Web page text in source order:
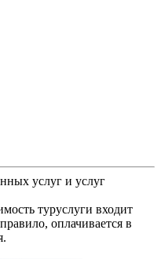
услуг и услуг
туруслуги входит
оплачивается в